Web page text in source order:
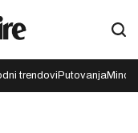
trendovi Putovanja